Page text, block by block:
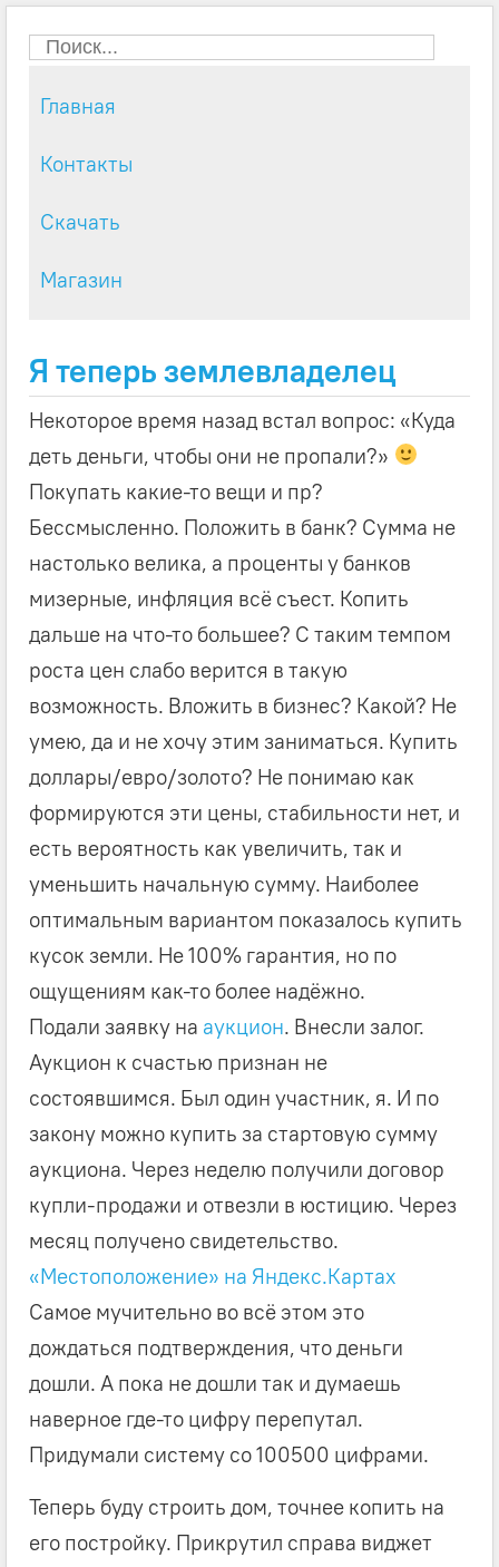
Главная
Контакты
Скачать
Магазин
Я теперь землевладелец
Некоторое время назад встал вопрос: «Куда
деть деньги, чтобы они не пропали?»
Покупать какие-то вещи и пр?
Бессмысленно. Положить в банк? Сумма не
настолько велика, а проценты у банков
мизерные, инфляция всё съест. Копить
дальше на что-то большее? С таким темпом
роста цен слабо верится в такую
возможность. Вложить в бизнес? Какой? Не
умею, да и не хочу этим заниматься. Купить
доллары/евро/золото? Не понимаю как
формируются эти цены, стабильности нет, и
есть вероятность как увеличить, так и
уменьшить начальную сумму. Наиболее
оптимальным вариантом показалось купить
кусок земли. Не 100% гарантия, но по
ощущениям как-то более надёжно.
Подали заявку на аукцион. Внесли залог.
Аукцион к счастью признан не
состоявшимся. Был один участник, я. И по
закону можно купить за стартовую сумму
аукциона. Через неделю получили договор
купли-продажи и отвезли в юстицию. Через
месяц получено свидетельство.
«Местоположение» на Яндекс.Картах
Самое мучительно во всё этом это
дождаться подтверждения, что деньги
дошли. А пока не дошли так и думаешь
наверное где-то цифру перепутал.
Придумали систему со 100500 цифрами.
Теперь буду строить дом, точнее копить на
его постройку. Прикрутил справа виджет